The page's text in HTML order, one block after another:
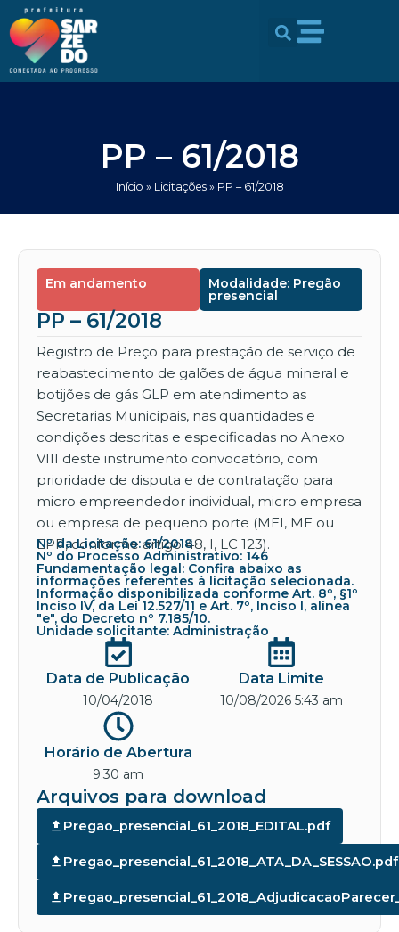
conteúdo
para
conteúdo
PP – 61/2018
Início » Licitações» PP – 61/2018
Em andamento Modalidade: Pregão
presencial
PP – 61/2018
Registro de Preço para prestação de serviço de
reabastecimento de galões de água mineral e
botijões de gás GLP em atendimento as
Secretarias Municipais, nas quantidades e
condições descritas e especificadas no Anexo
VIII deste instrumento convocatório, com
prioridade de disputa e de contratação para
micro empreendedor individual, micro empresa
ou empresa de pequeno porte (MEI, ME ou
EPP, conforme artigo 48, I, LC 123).
Nº da Licitação: 61/2018
Nº do Processo Administrativo: 146
Fundamentação legal: Confira abaixo as
informações referentes à licitação selecionada.
Informação disponibilizada conforme Art. 8º, §1º
Inciso IV, da Lei 12.527/11 e Art. 7º, Inciso I, alínea
"e", do Decreto nº 7.185/10.
Unidade solicitante: Administração
Data de Publicação
10/04/2018
Data Limite
10/08/2026 5:43 am
Horário de Abertura
9:30 am
Arquivos para download
Pregao_presencial_61_2018_EDITAL.pdf
Pregao_presencial_61_2018_ATA_DA_SESSAO.pdf